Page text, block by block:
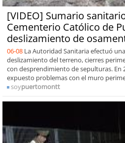
[VIDEO] Sumario
Cementerio Católico de
deslizamiento de
06-08 La Autoridad Sanitaria efectuó
deslizamiento del terreno, cierres
con desprendimiento de sepulturas. En
expuesto problemas con el muro
soypuertomontt